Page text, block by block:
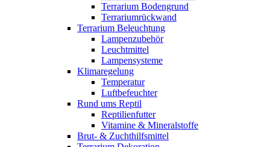
Terrarium Bodengrund
Terrariumrückwand
Terrarium Beleuchtung
Lampenzubehör
Leuchtmittel
Lampensysteme
Klimaregelung
Temperatur
Luftbefeuchter
Rund ums Reptil
Reptilienfutter
Vitamine & Mineralstoffe
Brut- & Zuchthilfsmittel